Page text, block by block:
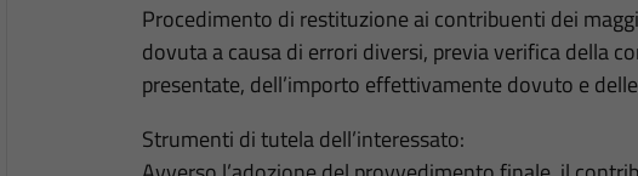
Procedimento di restituzione ai contribuenti dei
dovuta a causa di errori diversi, previa verifica della
presentate, dell’importo effettivamente dovuto e
Strumenti di tutela dell’interessato: